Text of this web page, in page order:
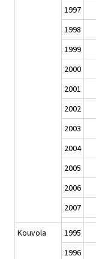
1997
1998
1999
2000
2001
2002
2003
2004
2005
2006
2007
Kouvola 1995
1996